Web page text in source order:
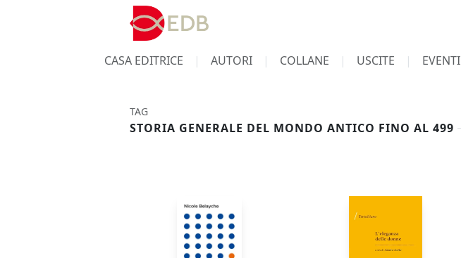
CASA EDITRICE AUTORI COLLANE USCITE EVENTI
TAG
STORIA GENERALE DEL MONDO ANTICO FINO AL 499